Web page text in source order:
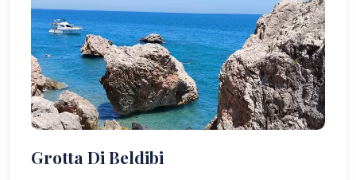
Grotta Di Beldibi